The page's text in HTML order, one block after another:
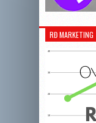
RĐ MARKETING